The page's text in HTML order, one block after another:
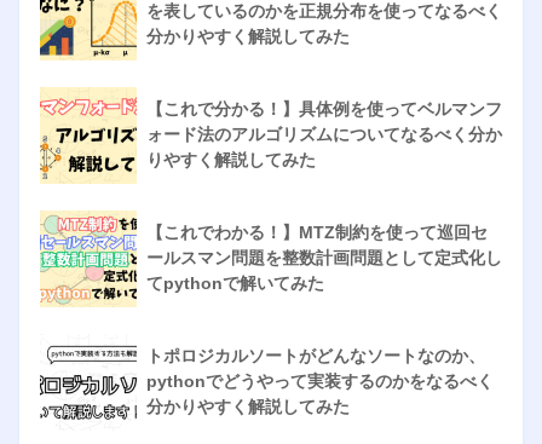
を表しているのかを正規分布を使ってなるべく
分かりやすく解説してみた
【これで分かる！】具体例を使ってベルマンフ
ォード法のアルゴリズムについてなるべく分か
りやすく解説してみた
【これでわかる！】MTZ制約を使って巡回セ
ールスマン問題を整数計画問題として定式化し
てpythonで解いてみた
トポロジカルソートがどんなソートなのか、
pythonでどうやって実装するのかをなるべく
分かりやすく解説してみた